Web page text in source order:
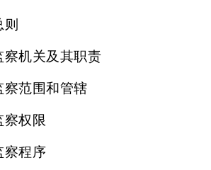
察机关及其职责
察范围和管辖
察权限
察程序